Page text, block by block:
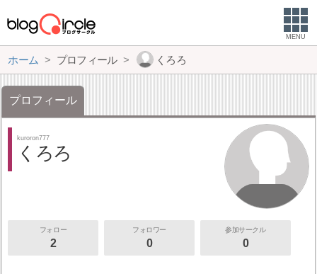
MENU
ホーム プロフィール くろろ
プロフィール
kuroron777
くろろ
フォロー
2
フォロワー
0
参加サークル
0